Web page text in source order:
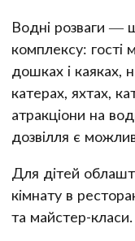
Водні розваги —
комплексу: гості
дошках і каяках,
катерах, яхтах,
атракціони на
дозвілля є
Для дітей
кімнату в
та майстер-класи.